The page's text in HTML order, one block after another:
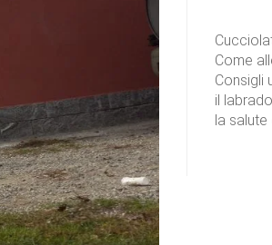
Come
Consigli
il
la